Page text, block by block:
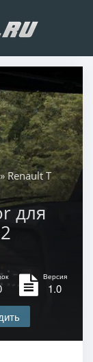
Renault T
для
Версия
1.0